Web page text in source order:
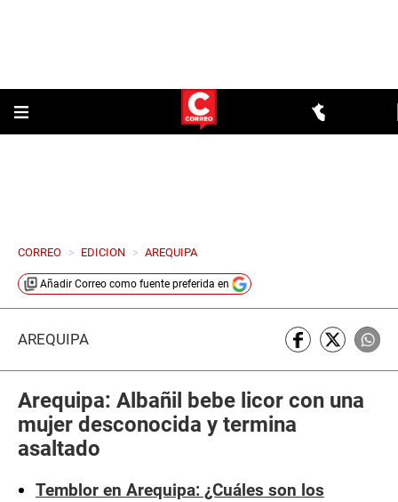
CORREO > EDICION > AREQUIPA
Añadir Correo como fuente preferida en
AREQUIPA
Arequipa: Albañil bebe licor con una
mujer desconocida y termina
asaltado
Temblor en Arequipa: ¿Cuáles son los